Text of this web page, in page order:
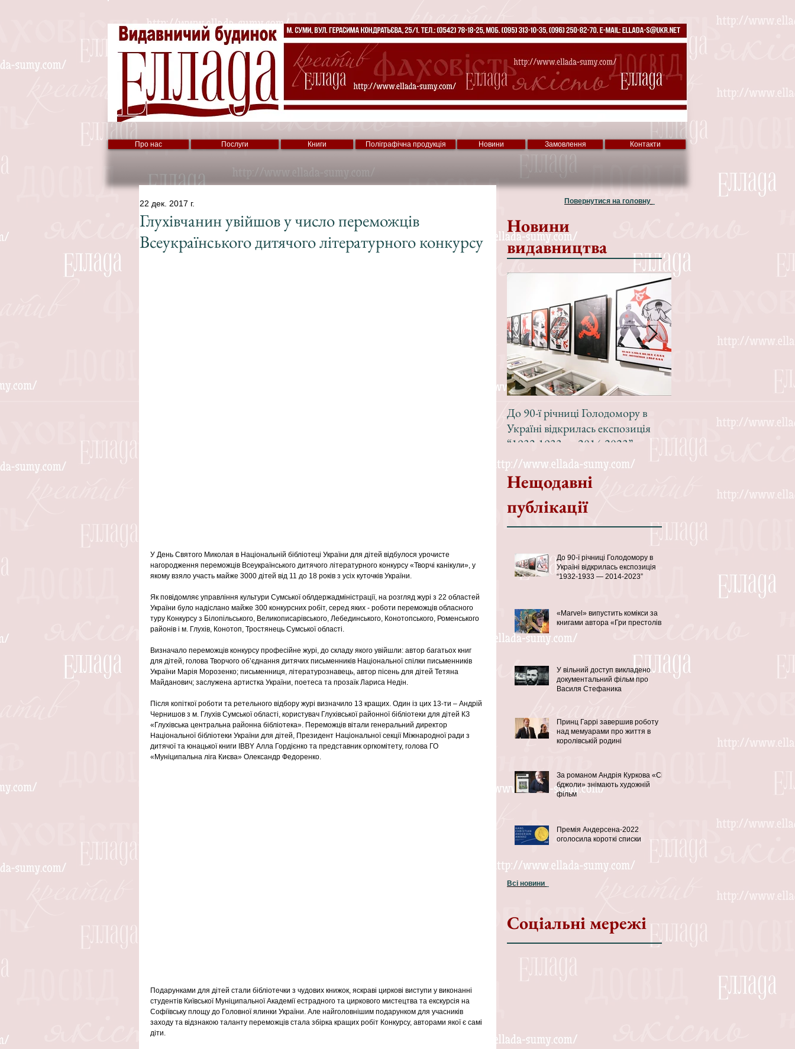
Про нас Послуги Книги Поліграфічна продукція Новини Замовлення Контакти
Глухівчанин увійшов у число переможців
Всеукраїнського дитячого літературного конкурсу
22 дек. 2017 г.
У День Святого Миколая в Національній бібліотеці України для дітей відбулося урочисте
нагородження переможців Всеукраїнського дитячого літературного конкурсу «Творчі канікули», у
якому взяло участь майже 3000 дітей від 11 до 18 років з усіх куточків України.
Як повідомляє управління культури Сумської облдержадміністрації, на розгляд журі з 22 областей
України було надіслано майже 300 конкурсних робіт, серед яких - роботи переможців обласного
туру Конкурсу з Білопільського, Великописарівського, Лебединського, Конотопського, Роменського
районів і м. Глухів, Конотоп, Тростянець Сумської області.
Визначало переможців конкурсу професійне журі, до складу якого увійшли: автор багатьох книг
для дітей, голова Творчого об’єднання дитячих письменників Національної спілки письменників
України Марія Морозенко; письменниця, літературознавець, автор пісень для дітей Тетяна
Майданович; заслужена артистка України, поетеса та прозаїк Лариса Недін.
Після копіткої роботи та ретельного відбору журі визначило 13 кращих. Один із цих 13-ти – Андрій
Чернишов з м. Глухів Сумської області, користувач Глухівської районної бібліотеки для дітей КЗ
«Глухівська центральна районна бібліотека». Переможців вітали генеральний директор
Національної бібліотеки України для дітей, Президент Національної секції Міжнародної ради з
дитячої та юнацької книги IBBY Алла Гордієнко та представник оргкомітету, голова ГО
«Муніципальна ліга Києва» Олександр Федоренко.
Подарунками для дітей стали бібліотечки з чудових книжок, яскраві циркові виступи у виконанні
студентів Київської Муніципальної Академії естрадного та циркового мистецтва та екскурсія на
Софіївську площу до Головної ялинки України. Але найголовнішим подарунком для учасників
заходу та відзнакою таланту переможців стала збірка кращих робіт Конкурсу, авторами якої є самі
діти.
Повернутися на головну
Новини
видавництва
До 90-ї річниці Голодомору в
Україні відкрилась експозиція
“1932-1933 — 2014-2023”
Нещодавні
публікації
До 90-ї річниці Голодомору в
Україні відкрилась експозиція
“1932-1933 — 2014-2023”
«Marvel» випустить комікси за
книгами автора «Гри престолів»
У вільний доступ викладено
документальний фільм про
Василя Стефаника
Принц Гаррі завершив роботу
над мемуарами про життя в
королівській родині
За романом Андрія Куркова «Сірі
бджоли» знімають художній
фільм
Премія Андерсена-2022
оголосила короткі списки
Всі новини
Соціальні мережі